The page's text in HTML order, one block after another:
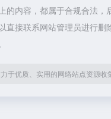
的内容，都属于合规合法，
直接联系网站管理员进行删
于优质、实用的网络站点资源收